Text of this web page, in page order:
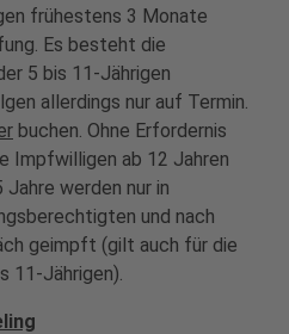
frühestens 3 Monate
Es besteht die
5 bis 11-Jährigen
allerdings nur auf Termin.
buchen. Ohne Erfordernis
Impfwilligen ab 12 Jahren
werden nur in
und nach
geimpft (gilt auch für die
11-Jährigen).